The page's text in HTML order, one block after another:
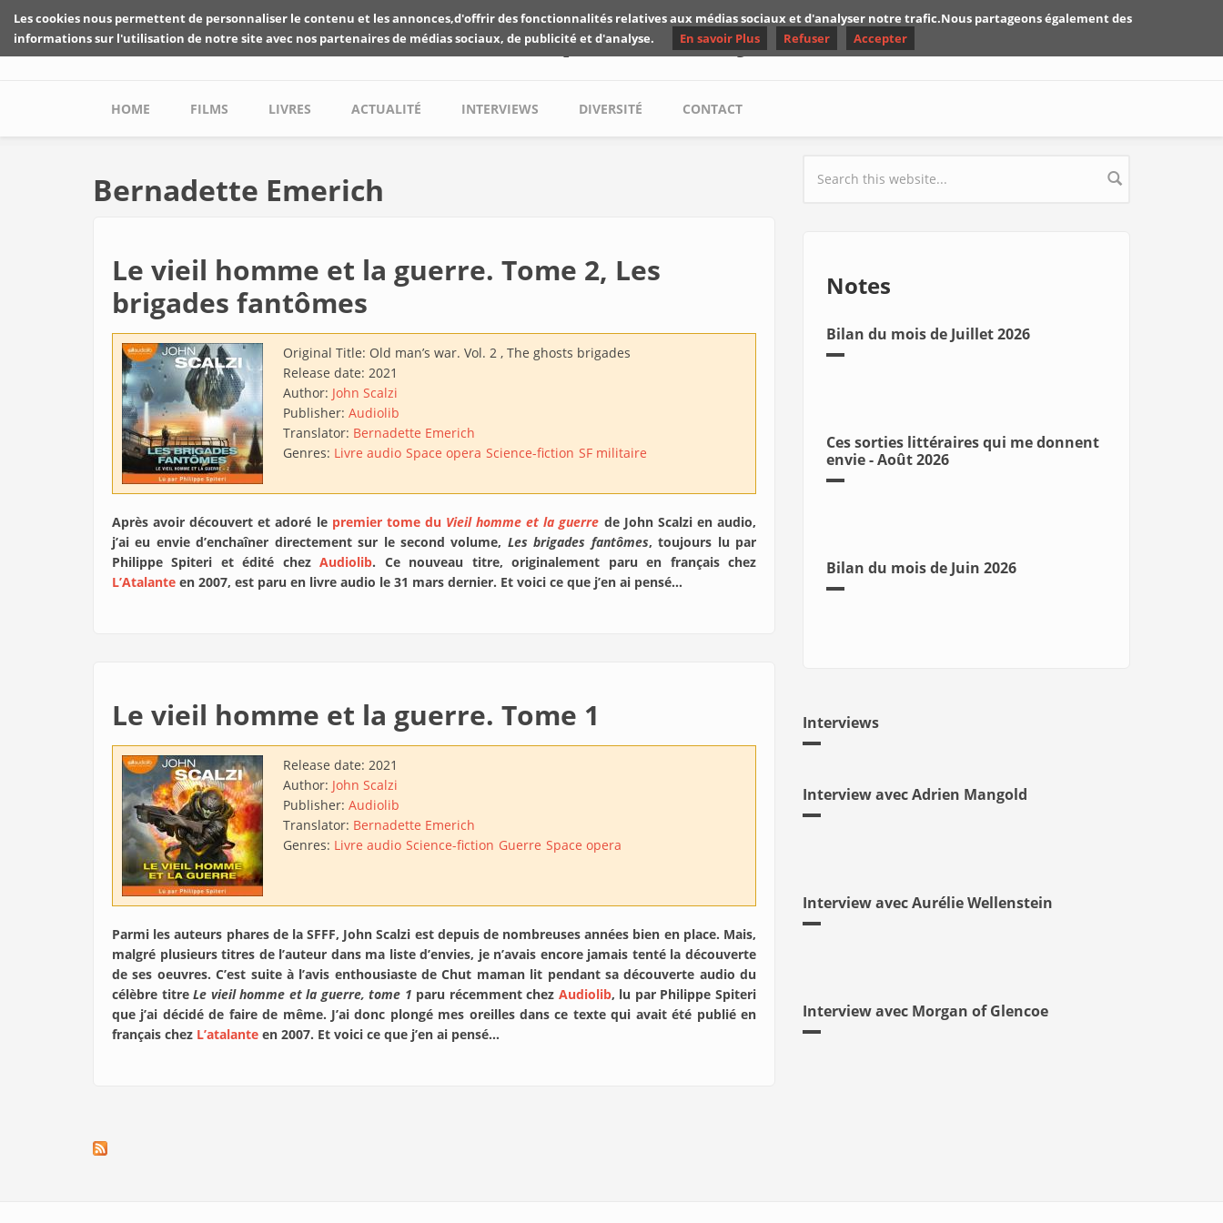
Skip to main content
Les critiques de Yuyine
Main menu
HOME FILMS LIVRES ACTUALITÉ INTERVIEWS DIVERSITÉ CONTACT
Bernadette Emerich
Le vieil homme et la guerre. Tome 2, Les
brigades fantômes
Original Title: Old man’s war. Vol. 2 , The ghosts brigades
Release date: 2021
Author: John Scalzi
Publisher: Audiolib
Translator: Bernadette Emerich
Genres: Livre audio Space opera Science-fiction SF militaire
Après avoir découvert et adoré le premier tome du Vieil homme et la guerre de John Scalzi en audio,
j’ai eu envie d’enchaîner directement sur le second volume, Les brigades fantômes, toujours lu par
Philippe Spiteri et édité chezAudiolib. Ce nouveau titre, originalement paru en français chez
L’Atalante en 2007, est paru en livre audio le 31 mars dernier. Et voici ce que j’en ai pensé…
Le vieil homme et la guerre. Tome 1
Release date: 2021
Author: John Scalzi
Publisher: Audiolib
Translator: Bernadette Emerich
Genres: Livre audio Science-fiction Guerre Space opera
Parmi les auteurs phares de la SFFF, John Scalzi est depuis de nombreuses années bien en place. Mais,
malgré plusieurs titres de l’auteur dans ma liste d’envies, je n’avais encore jamais tenté la découverte
de ses oeuvres. C’est suite à l’avis enthousiaste de Chut maman lit pendant sa découverte audio du
célèbre titreLe vieil homme et la guerre, tome 1 paru récemment chez Audiolib, lu par Philippe Spiteri
que j’ai décidé de faire de même. J’ai donc plongé mes oreilles dans ce texte qui avait été publié en
français chez L’atalante en 2007. Et voici ce que j’en ai pensé…
Search form
Notes
Bilan du mois de Juillet 2026
Ces sorties littéraires qui me donnent
envie - Août 2026
Bilan du mois de Juin 2026
Interviews
Interview avec Adrien Mangold
Interview avec Aurélie Wellenstein
Interview avec Morgan of Glencoe
Les cookies nous permettent de personnaliser le contenu et les annonces,d'offrir des fonctionnalités relatives aux médias sociaux et d'analyser notre trafic.Nous partageons également des
informations sur l'utilisation de notre site avec nos partenaires de médias sociaux, de publicité et d'analyse.
En savoir Plus Refuser Accepter